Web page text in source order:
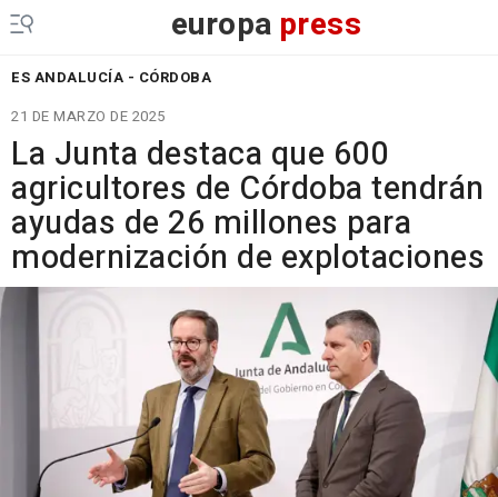
europa press
ES ANDALUCÍA - CÓRDOBA
21 DE MARZO DE 2025
La Junta destaca que 600
agricultores de Córdoba tendrán
ayudas de 26 millones para
modernización de explotaciones